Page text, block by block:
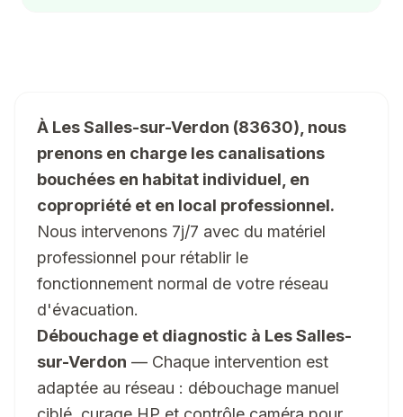
À Les Salles-sur-Verdon (83630), nous
prenons en charge les canalisations
bouchées en habitat individuel, en
copropriété et en local professionnel.
Nous intervenons 7j/7 avec du matériel
professionnel pour rétablir le
fonctionnement normal de votre réseau
d'évacuation.
Débouchage et diagnostic à Les Salles-
sur-Verdon — Chaque intervention est
adaptée au réseau : débouchage manuel